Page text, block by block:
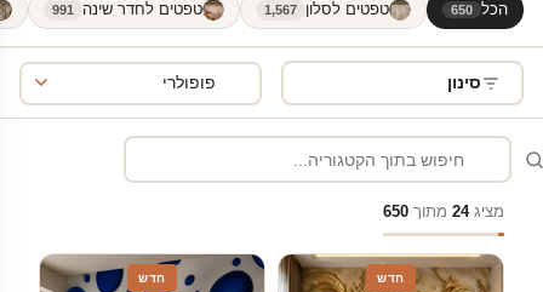
הכל 650 טפטים לסלון 1,567 טפטים לחדר שינה 991
סינון
מציג24 מתוך 650
חדש חדש